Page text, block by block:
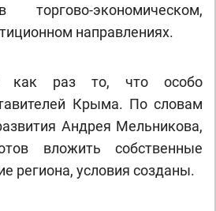
экономическом,
направлениях.
как раз то, что особо
Крыма. По словам
Андрея Мельникова,
вложить собственные
региона, условия созданы.